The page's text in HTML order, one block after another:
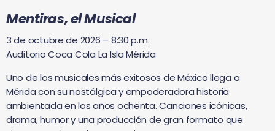
Mentiras, el Musical
3 de octubre de 2026 – 8:30 p.m.
Auditorio Coca Cola La Isla Mérida
Uno de los musicales más exitosos de México llega a
Mérida con su nostálgica y empoderadora historia
ambientada en los años ochenta. Canciones icónicas,
drama, humor y una producción de gran formato que